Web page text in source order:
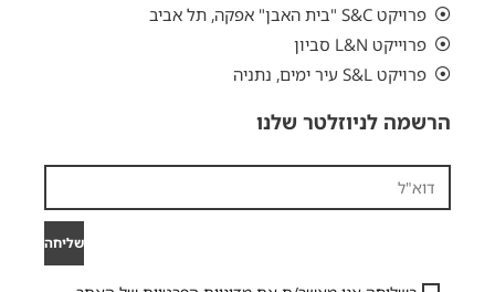
פרויקט S&C "בית האבן" אפקה, תל אביב
פרוייקט L&N סביון
פרויקט S&L עיר ימים, נתניה
הרשמה לניוזלטר שלנו
שליחה